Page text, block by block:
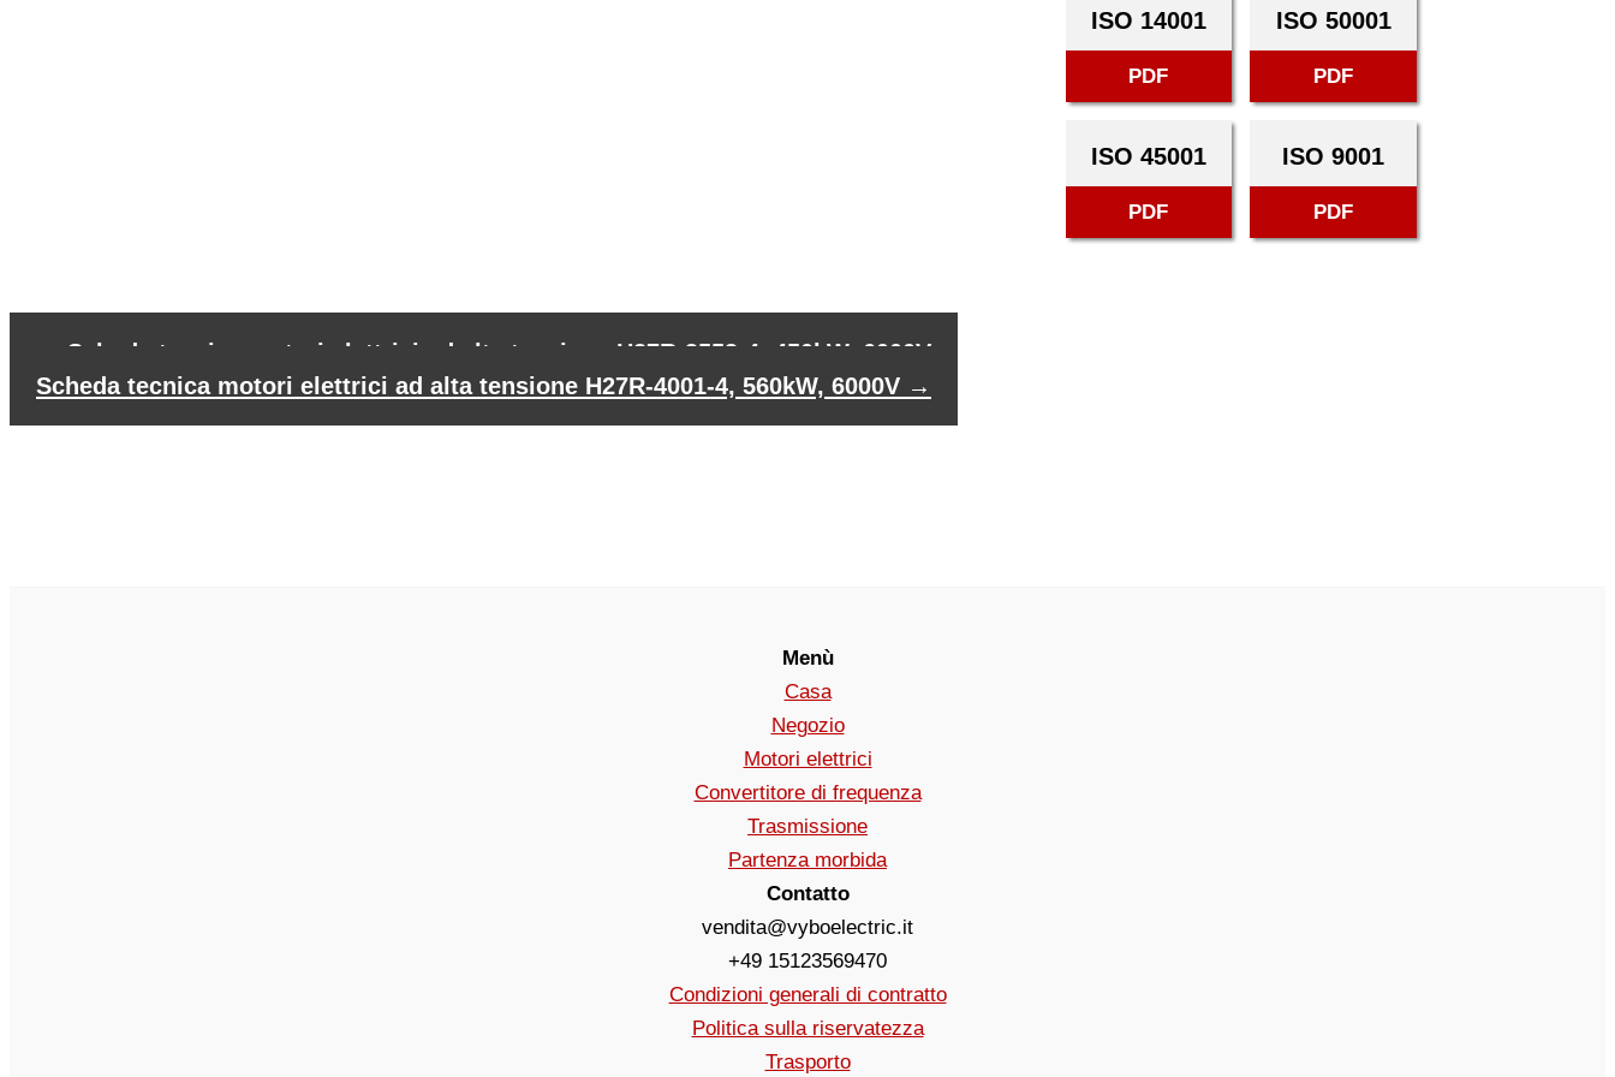
ISO 14001
PDF
ISO 50001
PDF
ISO 45001
PDF
ISO 9001
PDF
Scheda tecnica motori elettrici ad alta tensione H27R-3553-4, 450kW, 6000V
Scheda tecnica motori elettrici ad alta tensione H27R-4001-4, 560kW, 6000V →
Menù
Casa
Negozio
Motori elettrici
Convertitore di frequenza
Trasmissione
Partenza morbida
Contatto
vendita@vyboelectric.it
+49 15123569470
Condizioni generali di contratto
Politica sulla riservatezza
Trasporto